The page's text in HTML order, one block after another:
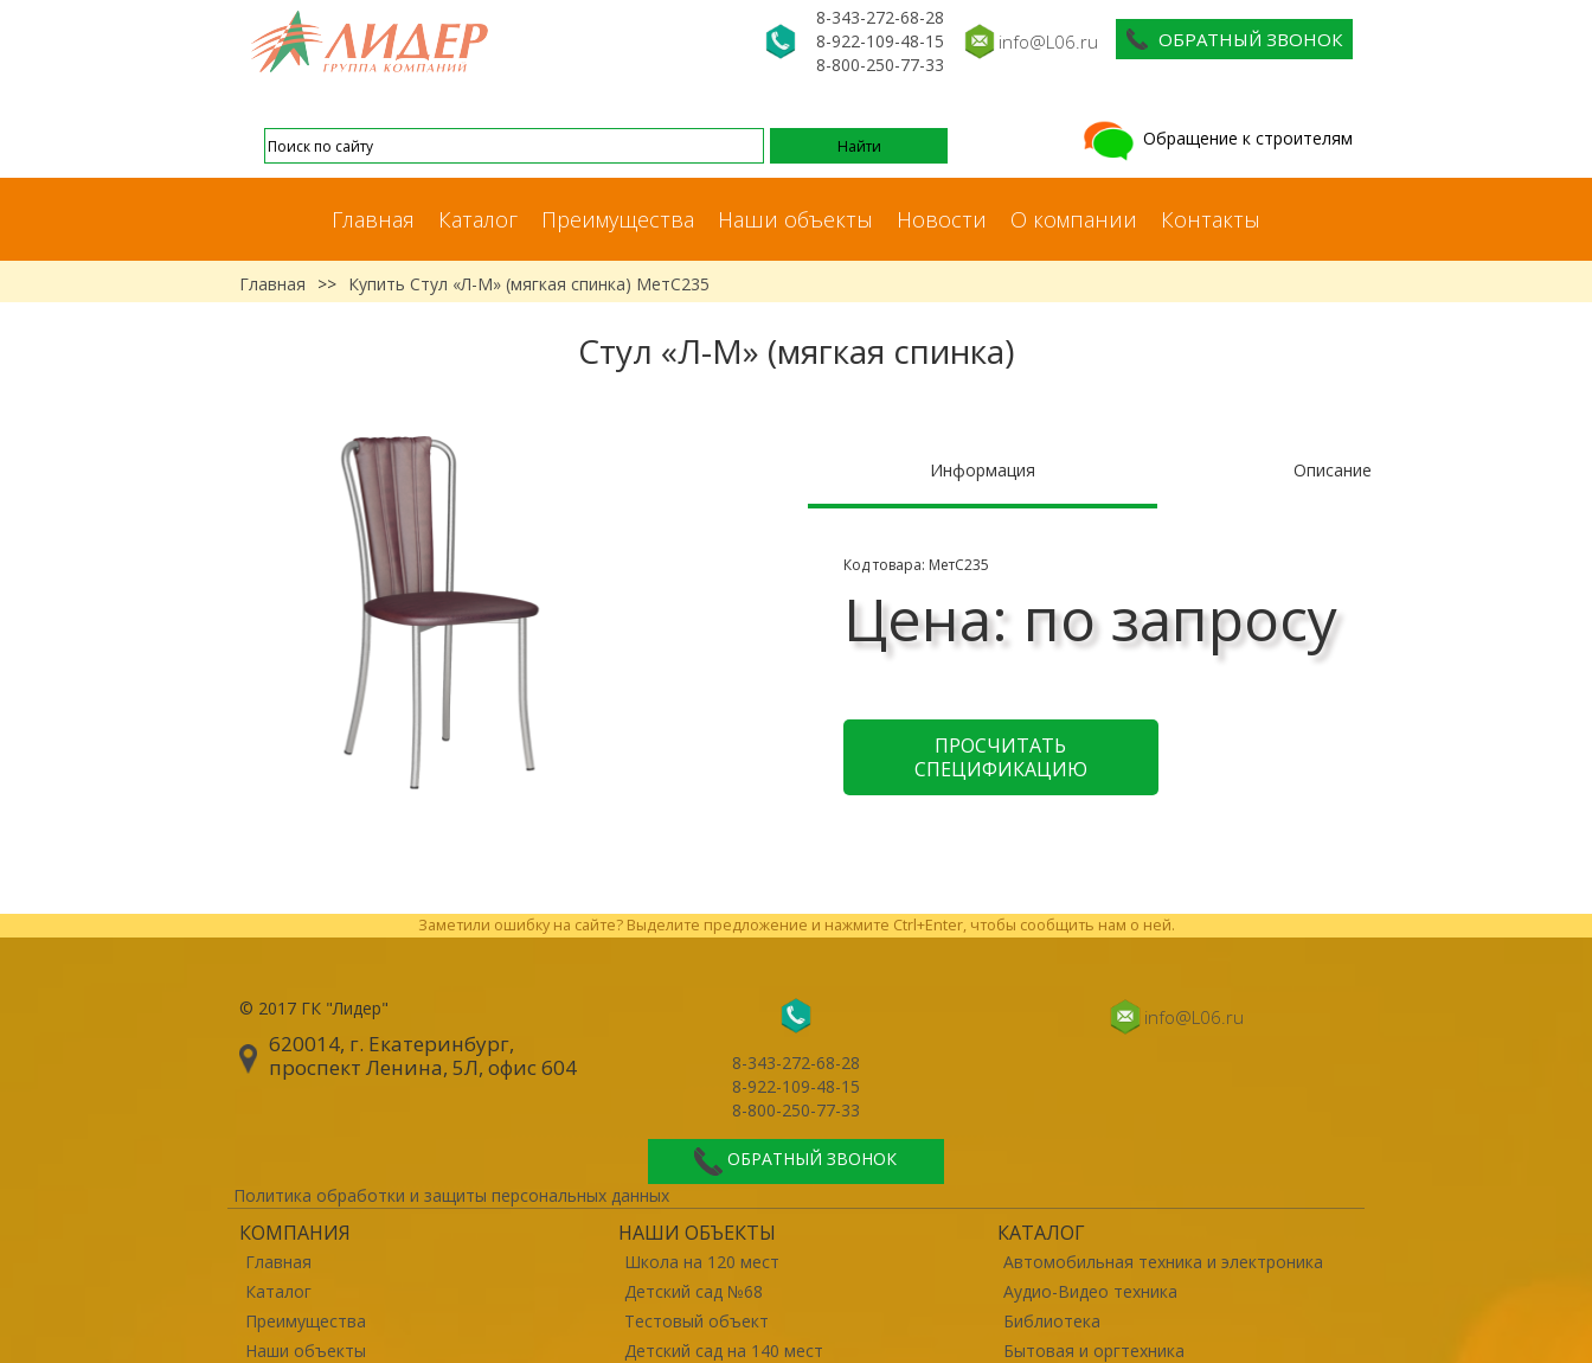
8-343-272-68-28
8-922-109-48-15
8-800-250-77-33
info@L06.ru ОБРАТНЫЙ ЗВОНОК
Обращение к строителям
Главная Каталог Преимущества Наши объекты Новости О компании Контакты
Главная >> Купить Стул «Л-М» (мягкая спинка) МетС235
Стул «Л-М» (мягкая спинка)
Информация Описание
Код товара: МетС235
Цена: по запросу
ПРОСЧИТАТЬ
СПЕЦИФИКАЦИЮ
Заметили ошибку на сайте? Выделите предложение и нажмите Ctrl+Enter, чтобы сообщить нам о ней.
© 2017 ГК "Лидер"
620014, г. Екатеринбург,
проспект Ленина, 5Л, офис 604
8-343-272-68-28
8-922-109-48-15
8-800-250-77-33
ОБРАТНЫЙ ЗВОНОК
info@L06.ru
Политика обработки и защиты персональных данных
КОМПАНИЯ
Главная
Каталог
Преимущества
Наши объекты
НАШИ ОБЪЕКТЫ
Школа на 120 мест
Детский сад №68
Тестовый объект
Детский сад на 140 мест
КАТАЛОГ
Автомобильная техника и электроника
Аудио-Видео техника
Библиотека
Бытовая и оргтехника